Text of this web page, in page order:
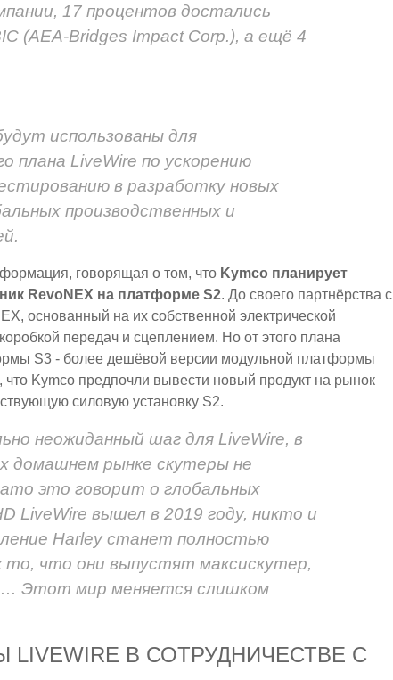
17 процентов достались
(AEA-Bridges Impact Corp.), а ещё 4
использованы для
плана LiveWire по ускорению
в разработку новых
производственных и
говорящая о том, что Kymco планирует
RevoNEX на платформе S2. До своего партнёрства с
основанный на их собственной электрической
передач и сцеплением. Но от этого плана
S3 - более дешёвой версии модульной платформы
Kymco предпочли вывести новый продукт на рынок
силовую установку S2.
неожиданный шаг для LiveWire, в
домашнем рынке скутеры не
это говорит о глобальных
LiveWire вышел в 2019 году, никто и
Harley станет полностью
что они выпустят максискутер,
Этот мир меняется слишком
В СОТРУДНИЧЕСТВЕ С